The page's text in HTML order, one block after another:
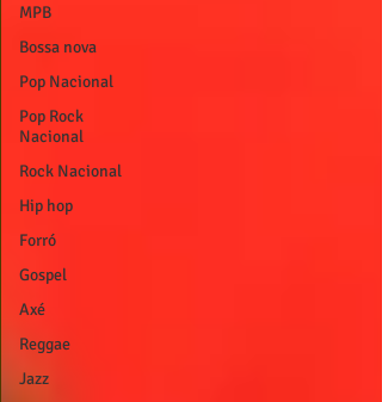
MPB
Bossa nova
Pop Nacional
Pop Rock
Nacional
Rock Nacional
Hip hop
Forró
Gospel
Axé
Reggae
Jazz